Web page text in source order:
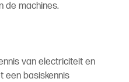
de machines.
van electriciteit en
een basiskennis